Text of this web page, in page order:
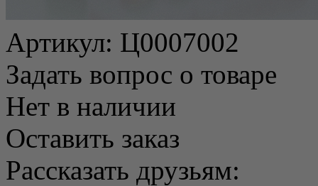
Артикул: Ц0007002
Задать вопрос о товаре
Нет в наличии
Оставить заказ
Рассказать друзьям: